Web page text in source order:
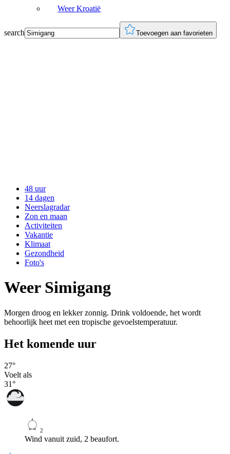
Weer Kroatië
search Toevoegen aan favorieten
48 uur
14 dagen
Neerslagradar
Zon en maan
Activiteiten
Vakantie
Klimaat
Gezondheid
Foto's
Weer Simigang
Morgen droog en lekker zonnig. Drink voldoende, het wordt
behoorlijk heet met een tropische gevoelstemperatuur.
Het komende uur
27°
Voelt als
31°
2
Wind vanuit zuid, 2 beaufort.